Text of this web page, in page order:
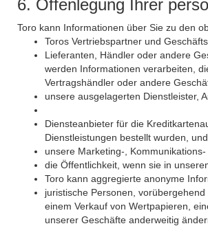
6. Offenlegung Ihrer
Toro kann Informationen über Sie zu den
Toros Vertriebspartner und
Lieferanten, Händler oder andere
werden Informationen verarbeiten,
Vertragshändler oder andere
unsere ausgelagerten Dienstleister,
Diensteanbieter für die
Dienst­leistungen bestellt wurden,
unsere Marketing-,
die Öffentlichkeit, wenn sie in
Toro kann aggregierte anonyme
juristische Personen,
einem Verkauf von Wertpapieren,
unserer Geschäfte anderweitig